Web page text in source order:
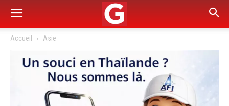
Accueil Asie